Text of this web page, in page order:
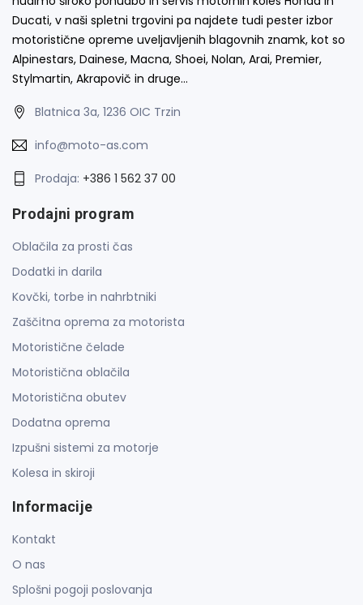
Ducati, v naši spletni trgovini pa najdete tudi pester izbor
motoristične opreme uveljavljenih blagovnih znamk, kot so
Alpinestars, Dainese, Macna, Shoei, Nolan, Arai, Premier,
Stylmartin, Akrapovič in druge…
Blatnica 3a, 1236 OIC Trzin
info@moto-as.com
Prodaja: +386 1 562 37 00
Prodajni program
Oblačila za prosti čas
Dodatki in darila
Kovčki, torbe in nahrbtniki
Zaščitna oprema za motorista
Motoristične čelade
Motoristična oblačila
Motoristična obutev
Dodatna oprema
Izpušni sistemi za motorje
Kolesa in skiroji
Informacije
Kontakt
O nas
Splošni pogoji poslovanja